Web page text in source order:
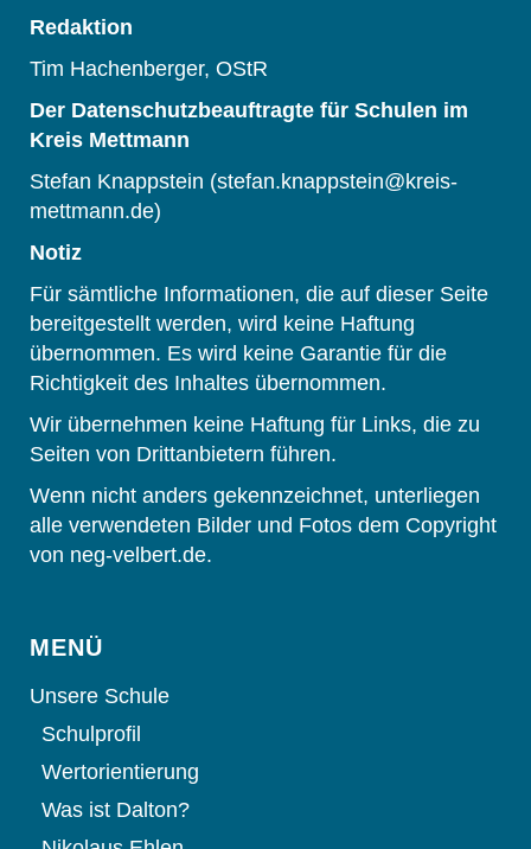
Redaktion
Tim Hachenberger, OStR
Der Datenschutzbeauftragte für Schulen im
Kreis Mettmann
Stefan Knappstein (stefan.knappstein@kreis-
mettmann.de)
Notiz
Für sämtliche Informationen, die auf dieser Seite
bereitgestellt werden, wird keine Haftung
übernommen. Es wird keine Garantie für die
Richtigkeit des Inhaltes übernommen.
Wir übernehmen keine Haftung für Links, die zu
Seiten von Drittanbietern führen.
Wenn nicht anders gekennzeichnet, unterliegen
alle verwendeten Bilder und Fotos dem Copyright
von neg-velbert.de.
MENÜ
Unsere Schule
Schulprofil
Wertorientierung
Was ist Dalton?